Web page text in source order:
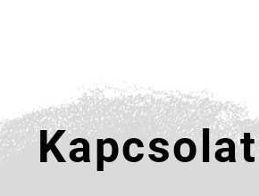
Kapcsolat